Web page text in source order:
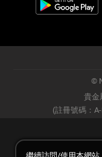
©
貴金
(註冊號碼：